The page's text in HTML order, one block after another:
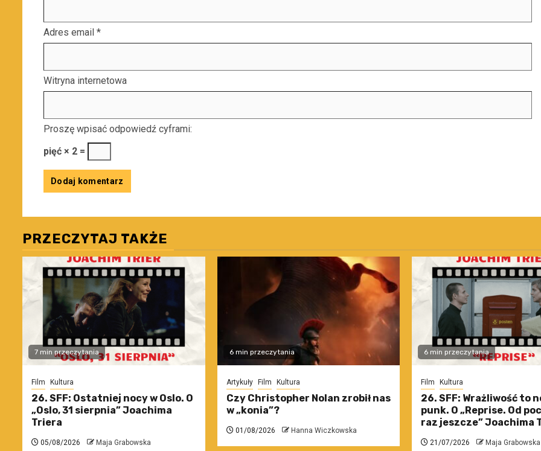
Adres email *
Witryna internetowa
Proszę wpisać odpowiedź cyframi:
pięć × 2 =
PRZECZYTAJ TAKŻE
7 min przeczytania
Film Kultura
26. SFF: Ostatniej nocy w Oslo. O
„Oslo, 31 sierpnia” Joachima
Triera
05/08/2026 Maja Grabowska
6 min przeczytania
Artykuły Film Kultura
Czy Christopher Nolan zrobił nas
w „konia”?
01/08/2026 Hanna Wiczkowska
6 min przeczytania
Film Kultura
26. SFF: Wrażliwość to
punk. O „Reprise. Od
raz jeszcze” Joachima
21/07/2026 Maja Grabowska